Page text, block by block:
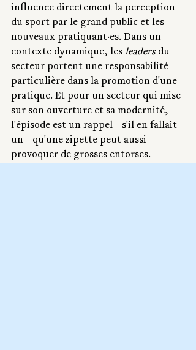
influence directement la perception
du sport par le grand public et les
nouveaux pratiquant·es. Dans un
contexte dynamique, les leaders du
secteur portent une responsabilité
particulière dans la promotion d'une
pratique. Et pour un secteur qui mise
sur son ouverture et sa modernité,
l'épisode est un rappel - s'il en fallait
un - qu'une zipette peut aussi
provoquer de grosses entorses.